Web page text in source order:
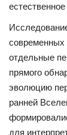
АНОНСЫ
КУЛЬТУРА
ИСТОРИЯ
современных
отдельные
прямого
эволюцию
ранней
для